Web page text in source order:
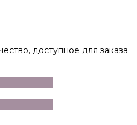
доступное для заказа